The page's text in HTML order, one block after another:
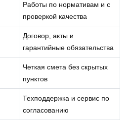
Работы по нормативам и с
проверкой качества
Договор, акты и
гарантийные обязательства
Четкая смета без скрытых
пунктов
Техподдержка и сервис по
согласованию